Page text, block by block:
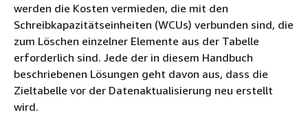
werden die Kosten vermieden, die mit den
Schreibkapazitätseinheiten (WCUs) verbunden sind, die
zum Löschen einzelner Elemente aus der Tabelle
erforderlich sind. Jede der in diesem Handbuch
beschriebenen Lösungen geht davon aus, dass die
Zieltabelle vor der Datenaktualisierung neu erstellt
wird.